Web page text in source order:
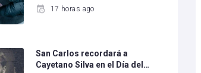
17 horas ago
San Carlos recordará a
Cayetano Silva en el Día del…